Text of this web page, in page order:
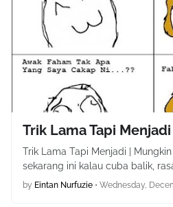
Trik Lama Tapi Menjadi
Trik Lama Tapi Menjadi |
sekarang ini kalau cuba balik,
by Eintan Nurfuzie • Wednesday,